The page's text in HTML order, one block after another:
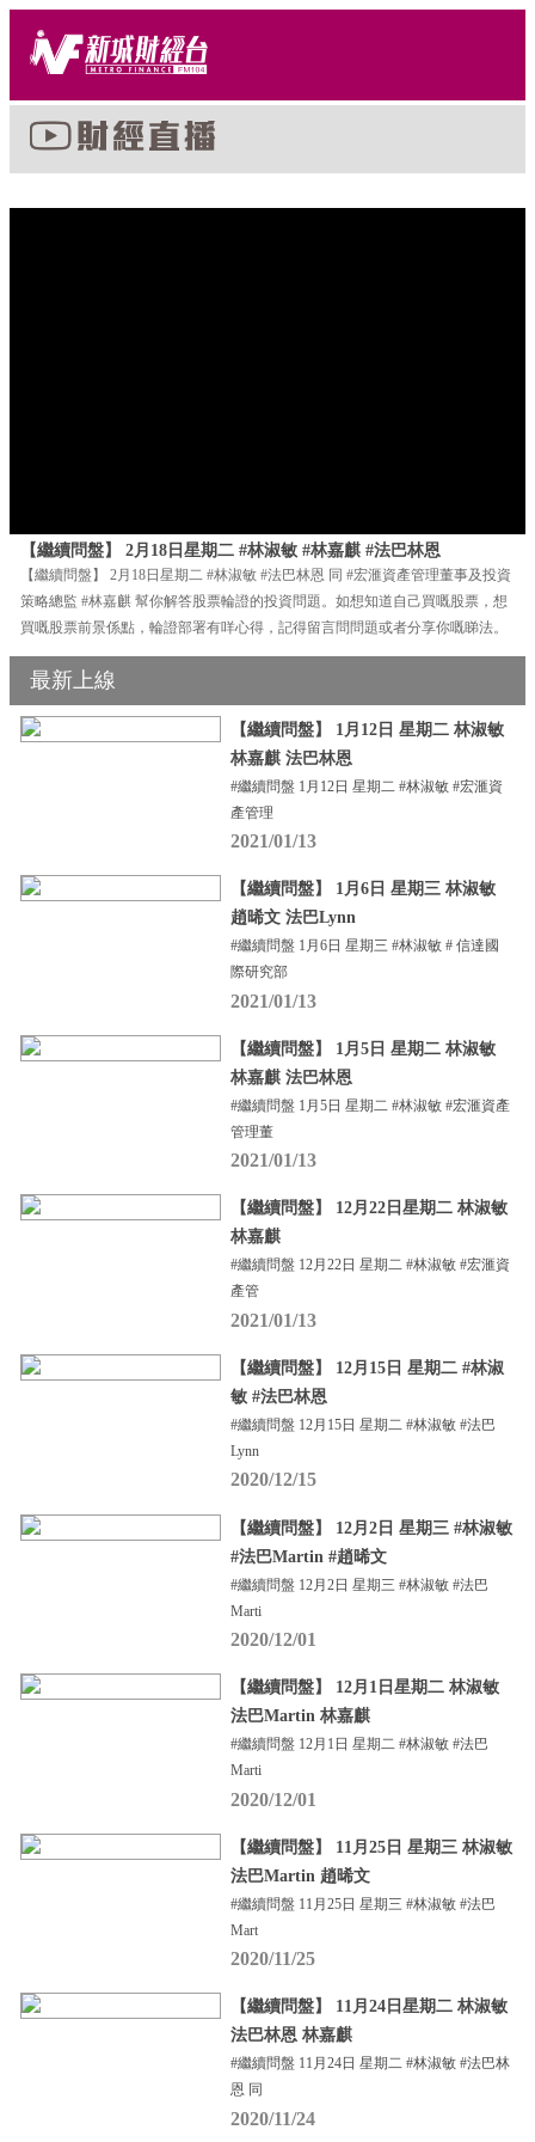
【繼續問盤】 2月18日星期二 #林淑敏 #林嘉麒 #法巴林恩
【繼續問盤】 2月18日星期二 #林淑敏 #法巴林恩 同 #宏滙資產管理董事及投資
策略總監 #林嘉麒 幫你解答股票輪證的投資問題。如想知道自己買嘅股票，想
買嘅股票前景係點，輪證部署有咩心得，記得留言問問題或者分享你嘅睇法。
最新上線
【繼續問盤】 1月12日 星期二 林淑敏
林嘉麒 法巴林恩
#繼續問盤 1月12日 星期二 #林淑敏 #宏滙資
產管理
2021/01/13
【繼續問盤】 1月6日 星期三 林淑敏
趙晞文 法巴Lynn
#繼續問盤 1月6日 星期三 #林淑敏 # 信達國
際研究部
2021/01/13
【繼續問盤】 1月5日 星期二 林淑敏
林嘉麒 法巴林恩
#繼續問盤 1月5日 星期二 #林淑敏 #宏滙資產
管理董
2021/01/13
【繼續問盤】 12月22日星期二 林淑敏
林嘉麒
#繼續問盤 12月22日 星期二 #林淑敏 #宏滙資
產管
2021/01/13
【繼續問盤】 12月15日 星期二 #林淑
敏 #法巴林恩
#繼續問盤 12月15日 星期二 #林淑敏 #法巴
Lynn
2020/12/15
【繼續問盤】 12月2日 星期三 #林淑敏
#法巴Martin #趙晞文
#繼續問盤 12月2日 星期三 #林淑敏 #法巴
Marti
2020/12/01
【繼續問盤】 12月1日星期二 林淑敏
法巴Martin 林嘉麒
#繼續問盤 12月1日 星期二 #林淑敏 #法巴
Marti
2020/12/01
【繼續問盤】 11月25日 星期三 林淑敏
法巴Martin 趙晞文
#繼續問盤 11月25日 星期三 #林淑敏 #法巴
Mart
2020/11/25
【繼續問盤】 11月24日星期二 林淑敏
法巴林恩 林嘉麒
#繼續問盤 11月24日 星期二 #林淑敏 #法巴林
恩 同
2020/11/24